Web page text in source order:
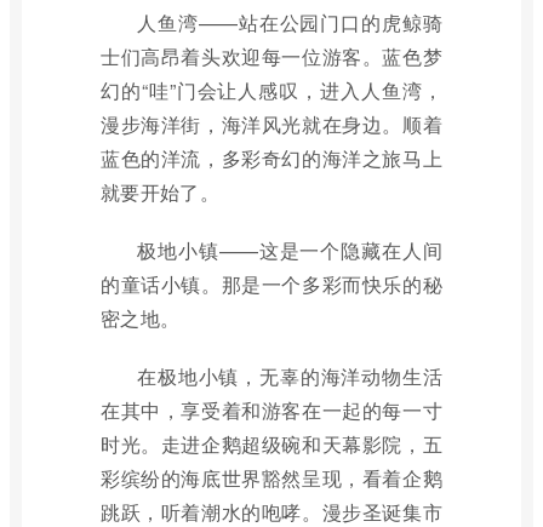
人鱼湾——站在公园门口的虎鲸骑
士们高昂着头欢迎每一位游客。蓝色梦
幻的“哇”门会让人感叹，进入人鱼湾，
漫步海洋街，海洋风光就在身边。顺着
蓝色的洋流，多彩奇幻的海洋之旅马上
就要开始了。
极地小镇——这是一个隐藏在人间
的童话小镇。那是一个多彩而快乐的秘
密之地。
在极地小镇，无辜的海洋动物生活
在其中，享受着和游客在一起的每一寸
时光。走进企鹅超级碗和天幕影院，五
彩缤纷的海底世界豁然呈现，看着企鹅
跳跃，听着潮水的咆哮。漫步圣诞集市